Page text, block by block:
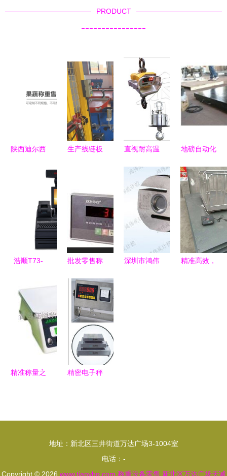
PRODUCT
----------------
陕西迪尔西
以诚信服务
鲜蔬菜自动
售货机与称
重设备零售
新篇章
生产线链板
线上的高效
称重设备
直视耐高温
精准称重，
无惧高温
——以上海
田宫称重设
备为例
地磅自动化
浩然电器在
东商网的专
业零售解决
方案
浩顺T73-
收银一体
机，赋能多
元化零售业
批发零售称
器 耀华
XK3190系
列产品图片
展示及苏州
正道称重设
备制造介绍
深圳市鸿伟
精准高效，
精准称量之
精密电子秤
30kg/0.1g
地址：新北区三井街道万达广场3-1004室
电话：-
Copyright © 2026 www.tianyhq.com 称重设备零售 新北区万达广场天诚